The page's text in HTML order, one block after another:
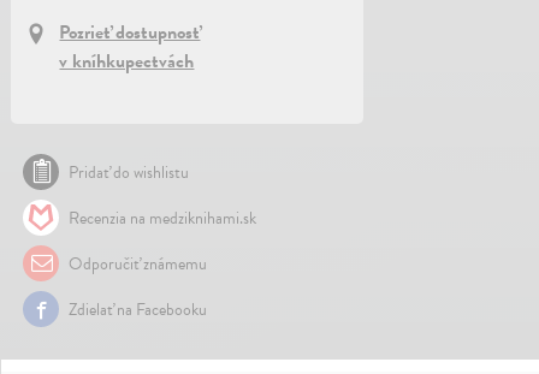
Pozrieť dostupnosť
v kníhkupectvách
Pridať do wishlistu
Recenzia na medziknihami.sk
Odporučiť známemu
Zdielať na Facebooku